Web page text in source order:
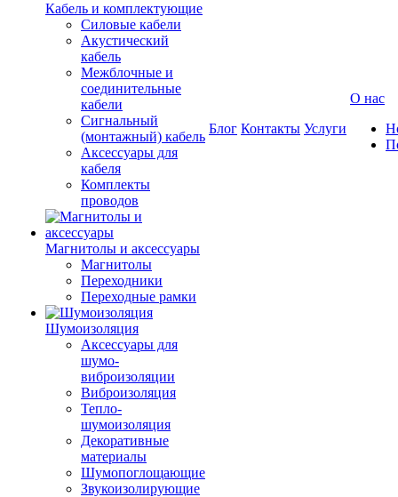
Кабель и комплектующие
Силовые кабели
Акустический
кабель
Межблочные и
соединительные
кабели
Сигнальный
(монтажный) кабель
Аксессуары для
кабеля
Комплекты
проводов
Магнитолы и аксессуары
Магнитолы
Переходники
Переходные рамки
Шумоизоляция
Аксессуары для
шумо-
виброизоляции
Виброизоляция
Тепло-
шумоизоляция
Декоративные
материалы
Шумопоглощающие
Звукоизолирующие
Блог Контакты Услуги
О нас